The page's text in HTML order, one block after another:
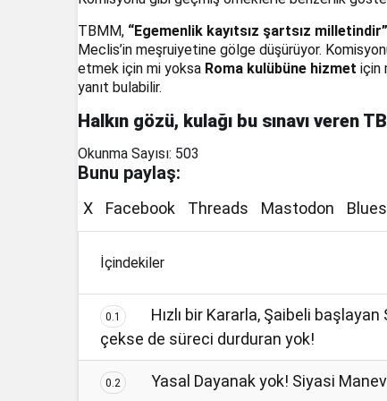
TBMM, “Egemenlik kayıtsız şartsız milletindir”
Meclis’in meşruiyetine gölge düşürüyor.
etmek için mi yoksa Roma kulübüne hizmet için
yanıt bulabilir.
Halkın gözü, kulağı bu sınavı veren
Okunma Sayısı: 503
Bunu paylaş:
X Facebook Threads Mastodon
İçindekiler
0.1
Hızlı bir Kararla, Şaibeli
çekse de süreci durduran yok!
0.2 Yasal Dayanak yok! Siyasi